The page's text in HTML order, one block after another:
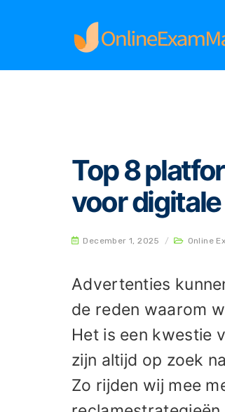
Home
Top 8
voor
December 1, 2025 / Online
Advertenties
de reden waarom
Het is een kwestie
zijn altijd op zoek
Zo rijden wij mee